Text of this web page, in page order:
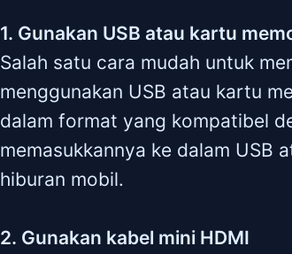
1. Gunakan USB atau kartu
Salah satu cara mudah untuk
menggunakan USB atau kartu
dalam format yang kompatibel
memasukkannya ke dalam USB
hiburan mobil.
2. Gunakan kabel mini HDMI